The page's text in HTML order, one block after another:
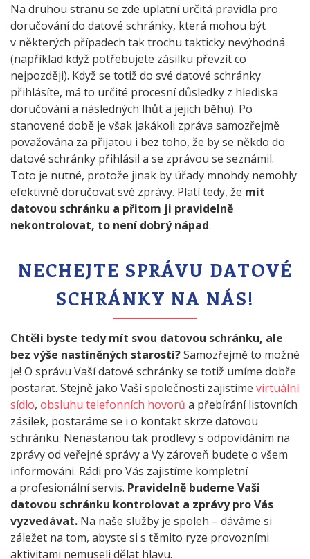
Na druhou stranu se zde uplatní určitá pravidla pro
doručování do datové schránky, která mohou být
v některých případech tak trochu takticky nevýhodná
(například když potřebujete zásilku převzít co
nejpozději). Když se totiž do své datové schránky
přihlásíte, má to určité procesní důsledky z hlediska
doručování a následných lhůt a jejich běhu). Po
stanovené době je však jakákoli zpráva samozřejmě
považována za přijatou i bez toho, že by se někdo do
datové schránky přihlásil a se zprávou se seznámil.
Toto je nutné, protože jinak by úřady mnohdy nemohly
efektivně doručovat své zprávy. Platí tedy, že mít
datovou schránku a přitom ji pravidelně
nekontrolovat, to není dobrý nápad.
NECHEJTE SPRÁVU DATOVÉ
SCHRÁNKY NA NÁS!
Chtěli byste tedy mít svou datovou schránku, ale
bez výše nastíněných starostí?Samozřejmě to možné
je! O správu Vaší datové schránky se totiž umíme dobře
postarat. Stejně jako Vaší společnosti zajistíme virtuální
sídlo, obsluhu telefonních hovorů a přebírání listovních
zásilek, postaráme se i o kontakt skrze datovou
schránku. Nenastanou tak prodlevy s odpovídáním na
zprávy od veřejné správy a Vy zároveň budete o všem
informováni. Rádi pro Vás zajistíme kompletní
a profesionální servis. Pravidelně budeme Vaši
datovou schránku kontrolovat a zprávy pro Vás
vyzvedávat. Na naše služby je spoleh – dáváme si
záležet na tom, abyste si s těmito ryze provozními
aktivitami nemuseli dělat hlavu.